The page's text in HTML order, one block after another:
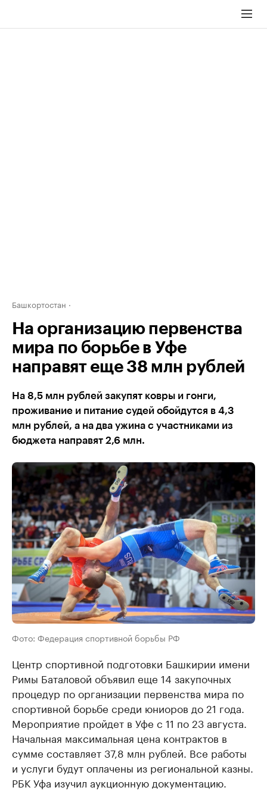
Башкортостан
На организацию первенства
мира по борьбе в Уфе
направят еще 38 млн рублей
На 8,5 млн рублей закупят ковры и гонги,
проживание и питание судей обойдутся в 4,3
млн рублей, а на два ужина с участниками из
бюджета направят 2,6 млн.
Фото: Федерация спортивной борьбы РФ
Центр спортивной подготовки Башкирии имени
Римы Баталовой объявил еще 14 закупочных
процедур по организации первенства мира по
спортивной борьбе среди юниоров до 21 года.
Мероприятие пройдет в Уфе с 11 по 23 августа.
Начальная максимальная цена контрактов в
сумме составляет 37,8 млн рублей. Все работы
и услуги будут оплачены из региональной казны.
РБК Уфа изучил аукционную документацию.